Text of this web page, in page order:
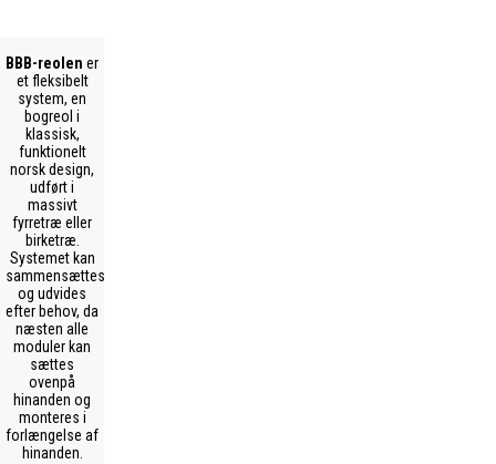
BBB-reolen er
et fleksibelt
system, en
bogreol i
klassisk,
funktionelt
norsk design,
udført i
massivt
fyrretræ eller
birketræ.
Systemet kan
sammensættes
og udvides
efter behov, da
næsten alle
moduler kan
sættes
ovenpå
hinanden og
monteres i
forlængelse af
hinanden.